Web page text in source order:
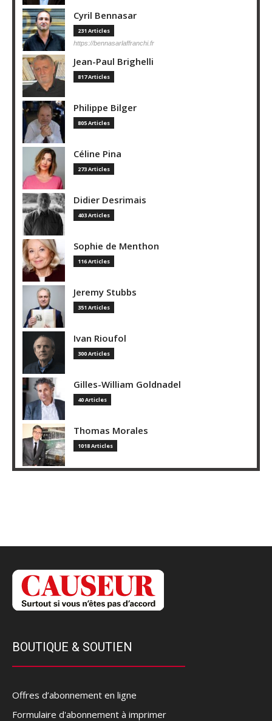
Cyril Bennasar
231 Articles
https://bennasarlaffranchi.fr
Jean-Paul Brighelli
817 Articles
Philippe Bilger
805 Articles
Céline Pina
273 Articles
Didier Desrimais
403 Articles
Sophie de Menthon
116 Articles
Jeremy Stubbs
351 Articles
Ivan Rioufol
300 Articles
Gilles-William Goldnadel
40 Articles
Thomas Morales
1018 Articles
BOUTIQUE & SOUTIEN
Offres d’abonnement en ligne
Formulaire d'abonnement à imprimer